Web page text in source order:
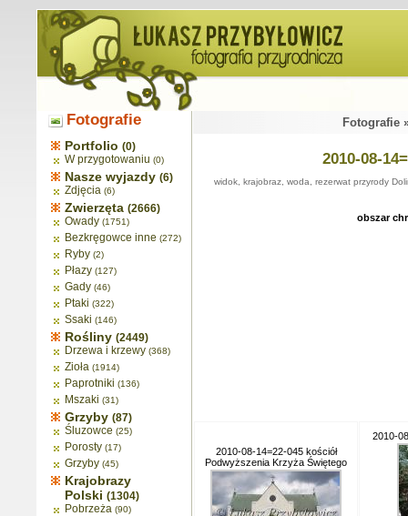
Fotografie
Portfolio (0)
W przygotowaniu (0)
Nasze wyjazdy (6)
Zdjęcia (6)
Zwierzęta (2666)
Owady (1751)
Bezkręgowce inne (272)
Ryby (2)
Płazy (127)
Gady (46)
Ptaki (322)
Ssaki (146)
Rośliny (2449)
Drzewa i krzewy (368)
Zioła (1914)
Paprotniki (136)
Mszaki (31)
Grzyby (87)
Śluzowce (25)
Porosty (17)
Grzyby (45)
Krajobrazy
Polski (1304)
Pobrzeża (90)
Fotografie
2010-08-
widok, krajobraz, woda, rezerwat przyrody
obszar
2010-08-14=22-045 kościół
Podwyższenia Krzyża Świętego
2010-